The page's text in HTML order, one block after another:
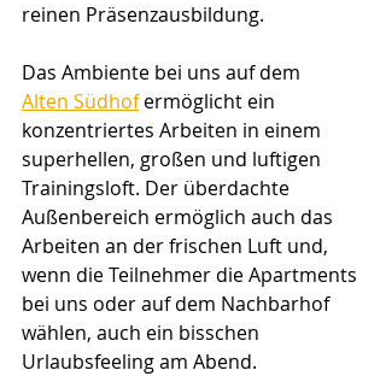
reinen Präsenzausbildung.
Das Ambiente bei uns auf dem
Alten Südhof ermöglicht ein
konzentriertes Arbeiten in einem
superhellen, großen und luftigen
Trainingsloft. Der überdachte
Außenbereich ermöglich auch das
Arbeiten an der frischen Luft und,
wenn die Teilnehmer die Apartments
bei uns oder auf dem Nachbarhof
wählen, auch ein bisschen
Urlaubsfeeling am Abend.